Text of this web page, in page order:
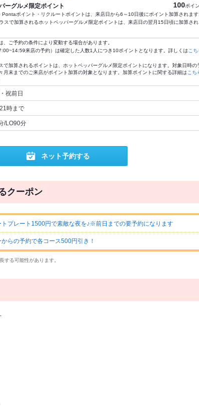
ーグルメ限定ポイント 100ポイ
ポイント・リクルートポイントは、来店日から6～10日後にポイント加算されます
スで加算されるホットペッパーグルメ限定ポイントは、来店日の翌月15日頃に加算され
ご予約の条件により変動する場合があります。
来店の予約）は確定した人数1人につき10ポイントとなります。詳しくは こち
で加算されるポイントは、ホットペッパーグルメ限定ポイントになります。対象日時の
月末までのご来店がポイント加算の対象となります。加算ポイントに関する詳細は こち
祝前日
時まで
/LO90分
ネット予約する
クーポン
トプレート1500円で素敵な夜を♪※前日までの要予約になります
らの予約で各コース500円引き！
する可能性があります。